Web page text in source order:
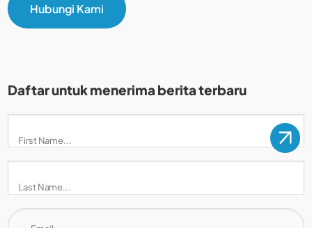
Hubungi Kami
Daftar untuk menerima berita terbaru